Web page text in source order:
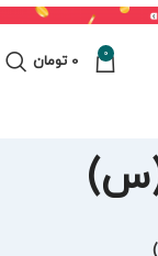
0
0 تومان